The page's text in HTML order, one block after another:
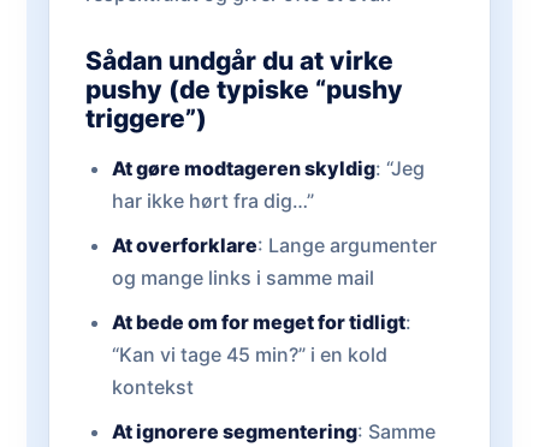
Sådan undgår du at virke
pushy (de typiske “pushy
triggere”)
At gøre modtageren skyldig: “Jeg
har ikke hørt fra dig…”
At overforklare: Lange argumenter
og mange links i samme mail
At bede om for meget for tidligt:
“Kan vi tage 45 min?” i en kold
kontekst
At ignorere segmentering: Samme